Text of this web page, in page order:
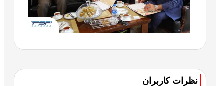
نظرات کاربران